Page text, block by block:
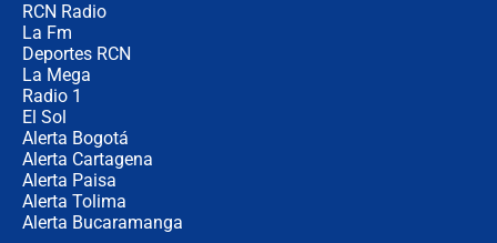
RCN Radio
La Fm
Deportes RCN
La Mega
Radio 1
El Sol
Alerta Bogotá
Alerta Cartagena
Alerta Paisa
Alerta Tolima
Alerta Bucaramanga